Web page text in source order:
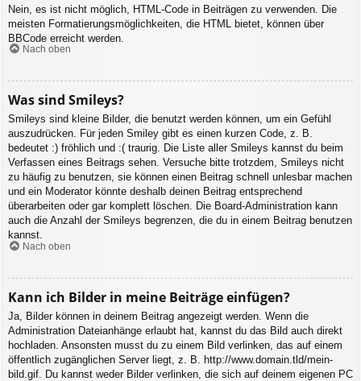
Nein, es ist nicht möglich, HTML-Code in Beiträgen zu verwenden. Die
meisten Formatierungsmöglichkeiten, die HTML bietet, können über
BBCode erreicht werden.
Nach oben
Was sind Smileys?
Smileys sind kleine Bilder, die benutzt werden können, um ein Gefühl
auszudrücken. Für jeden Smiley gibt es einen kurzen Code, z. B.
bedeutet :) fröhlich und :( traurig. Die Liste aller Smileys kannst du beim
Verfassen eines Beitrags sehen. Versuche bitte trotzdem, Smileys nicht
zu häufig zu benutzen, sie können einen Beitrag schnell unlesbar machen
und ein Moderator könnte deshalb deinen Beitrag entsprechend
überarbeiten oder gar komplett löschen. Die Board-Administration kann
auch die Anzahl der Smileys begrenzen, die du in einem Beitrag benutzen
kannst.
Nach oben
Kann ich Bilder in meine Beiträge einfügen?
Ja, Bilder können in deinem Beitrag angezeigt werden. Wenn die
Administration Dateianhänge erlaubt hat, kannst du das Bild auch direkt
hochladen. Ansonsten musst du zu einem Bild verlinken, das auf einem
öffentlich zugänglichen Server liegt, z. B. http://www.domain.tld/mein-
bild.gif. Du kannst weder Bilder verlinken, die sich auf deinem eigenen PC